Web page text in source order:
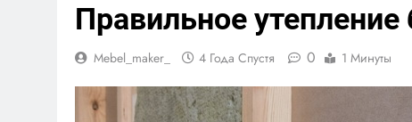
Правильное утепление
Mebel_maker_ 4 Года Спустя 0 1 Минуты